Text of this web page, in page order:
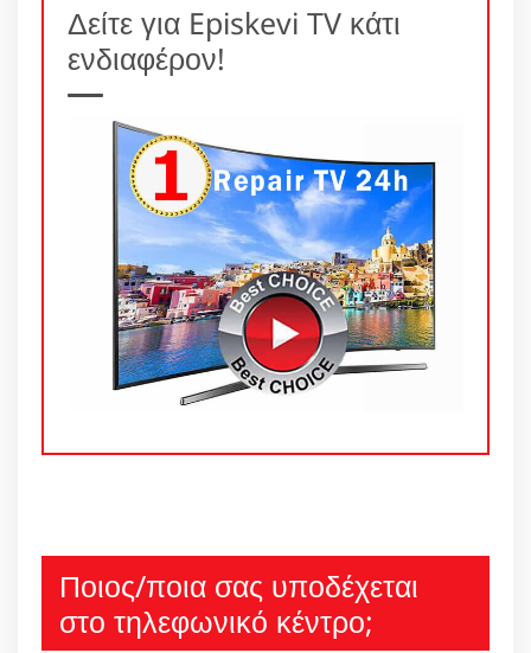
Δείτε για Episkevi TV κάτι
ενδιαφέρον!
Ποιος/ποια σας υποδέχεται
στο τηλεφωνικό κέντρο;